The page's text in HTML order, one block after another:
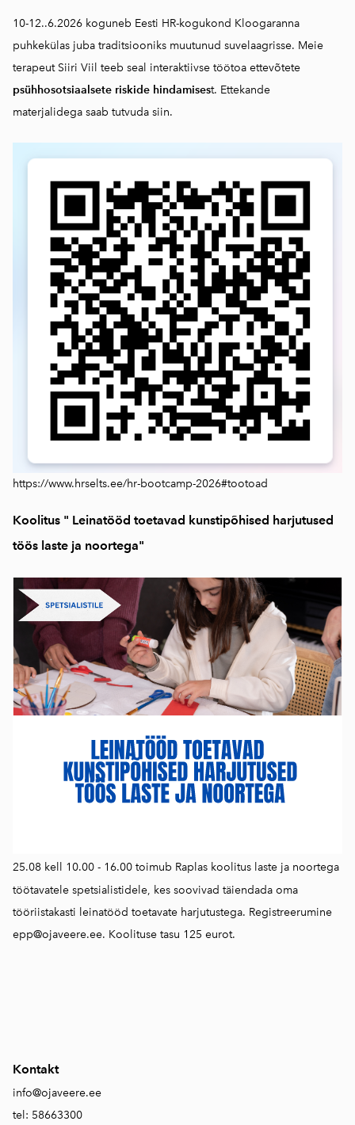
10-12..6.2026 koguneb Eesti HR-kogukond Kloogaranna
puhkekülas juba traditsiooniks muutunud suvelaagrisse. Meie
terapeut Siiri Viil teeb seal interaktiivse töötoa ettevõtete
psühhosotsiaalsete riskide hindamisest. Ettekande
materjalidega saab tutvuda siin.
https://www.hrselts.ee/hr-bootcamp-2026#tootoad
Koolitus " Leinatööd toetavad kunstipõhised harjutused
töös laste ja noortega"
25.08 kell 10.00 - 16.00 toimub Raplas koolitus laste ja noortega
töötavatele spetsialistidele, kes soovivad täiendada oma
tööriistakasti leinatööd toetavate harjutustega. Registreerumine
epp@ojaveere.ee. Koolituse tasu 125 eurot.
Kontakt
info@ojaveere.ee
tel: 58663300